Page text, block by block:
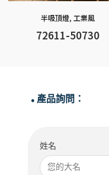
半吸頂燈, 工業風
72611-50730
● 產品詢問：
姓名